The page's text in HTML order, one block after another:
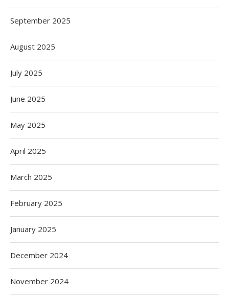
September 2025
August 2025
July 2025
June 2025
May 2025
April 2025
March 2025
February 2025
January 2025
December 2024
November 2024